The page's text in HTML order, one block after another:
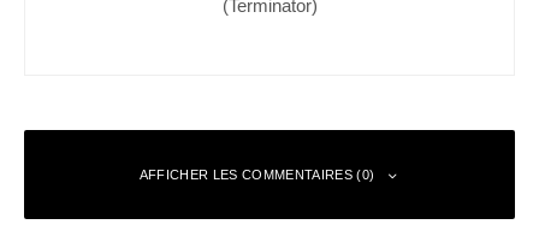
(Terminator)
AFFICHER LES COMMENTAIRES (0)